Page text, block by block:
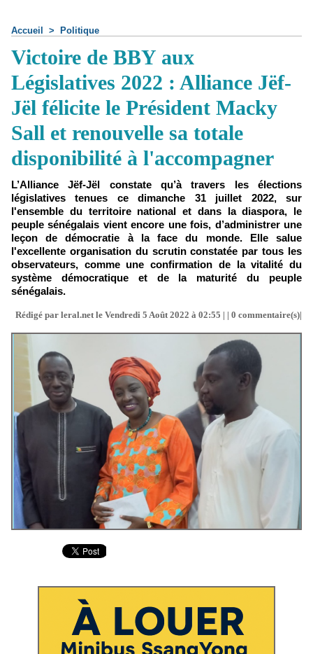
Accueil > Politique
Victoire de BBY aux
Législatives 2022 : Alliance Jëf-
Jël félicite le Président Macky
Sall et renouvelle sa totale
disponibilité à l'accompagner
L’Alliance Jëf-Jël constate qu’à travers les élections
législatives tenues ce dimanche 31 juillet 2022, sur
l'ensemble du territoire national et dans la diaspora, le
peuple sénégalais vient encore une fois, d’administrer une
leçon de démocratie à la face du monde. Elle salue
l'excellente organisation du scrutin constatée par tous les
observateurs, comme une confirmation de la vitalité du
système démocratique et de la maturité du peuple
sénégalais.
Rédigé par leral.net le Vendredi 5 Août 2022 à 02:55 | | 0 commentaire(s)|